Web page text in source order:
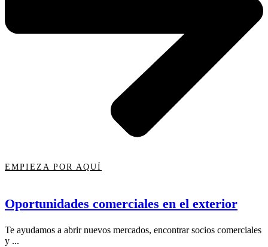
EMPIEZA POR AQUÍ
Oportunidades comerciales en el exterior
Te ayudamos a abrir nuevos mercados, encontrar socios comerciales
y ...